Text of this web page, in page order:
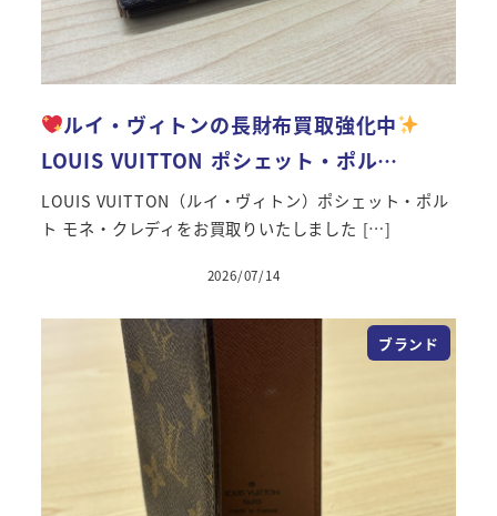
ルイ・ヴィトンの長財布買取強化中
LOUIS VUITTON ポシェット・ポル…
LOUIS VUITTON（ルイ・ヴィトン）ポシェット・ポル
ト モネ・クレディをお買取りいたしました […]
投稿日
2026/07/14
ブランド